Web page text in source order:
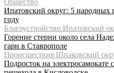
Ипатовский округ: 5 народных
году
Благоустройство Ипатовский
Горение стерни около села
гари в Ставрополе
Происшествия Шпаковский
Подросток на